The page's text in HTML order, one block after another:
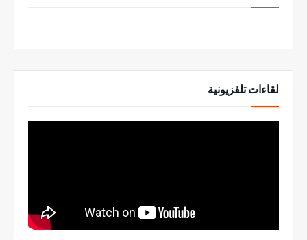
لقاءات تلفزيونية